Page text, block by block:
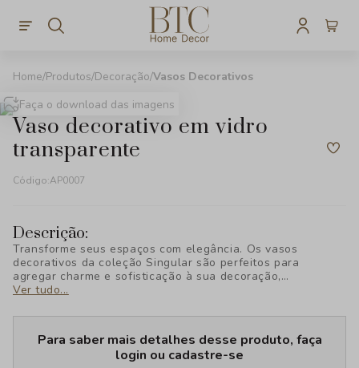
Produtos Decoração Vasos Decorativos
Faça o download das imagens
vaso decorativo em vidro
transparente
Código:AP0007
Descrição:
Transforme seus espaços com elegância. Os vasos
decorativos da coleção Singular são perfeitos para
agregar charme e sofisticação à sua decoração,
destacando qualquer ambiente com estilo único. Descubra
Ver tudo...
Para saber mais detalhes desse produto, faça
login ou cadastre-se